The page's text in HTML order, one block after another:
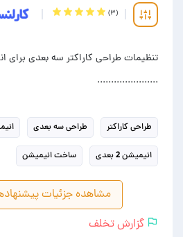
(۳)
تنظیمات طراحی کاراکتر سه بعدی برای
......................
طراحی کاراکتر طراحی سه بعدی
انیمیشن 2 بعدی ساخت انیمیشن
مشاهده جزئیات
گزارش تخلف